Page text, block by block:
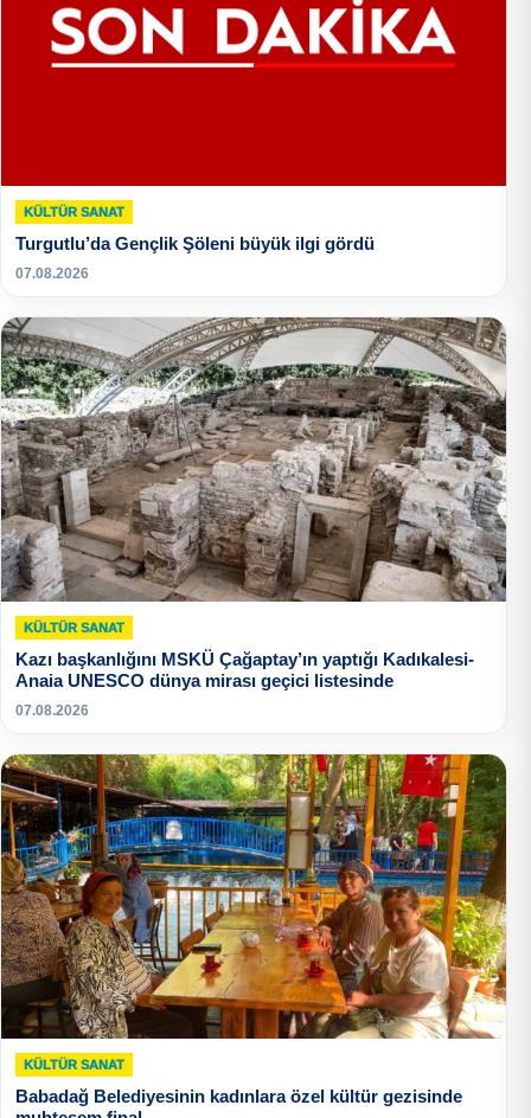
KÜLTÜR SANAT
Turgutlu’da Gençlik Şöleni büyük ilgi gördü
07.08.2026
KÜLTÜR SANAT
Kazı başkanlığını MSKÜ Çağaptay’ın yaptığı Kadıkalesi-
Anaia UNESCO dünya mirası geçici listesinde
07.08.2026
KÜLTÜR SANAT
Babadağ Belediyesinin kadınlara özel kültür gezisinde